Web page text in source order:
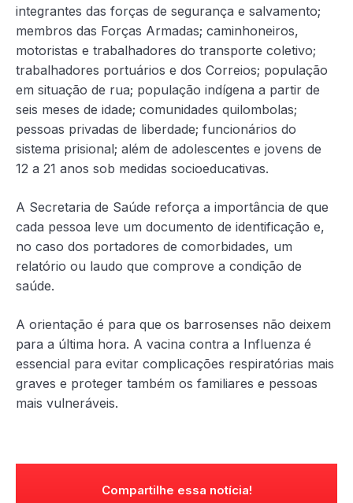
integrantes das forças de segurança e salvamento;
membros das Forças Armadas; caminhoneiros,
motoristas e trabalhadores do transporte coletivo;
trabalhadores portuários e dos Correios; população
em situação de rua; população indígena a partir de
seis meses de idade; comunidades quilombolas;
pessoas privadas de liberdade; funcionários do
sistema prisional; além de adolescentes e jovens de
12 a 21 anos sob medidas socioeducativas.
A Secretaria de Saúde reforça a importância de que
cada pessoa leve um documento de identificação e,
no caso dos portadores de comorbidades, um
relatório ou laudo que comprove a condição de
saúde.
A orientação é para que os barrosenses não deixem
para a última hora. A vacina contra a Influenza é
essencial para evitar complicações respiratórias mais
graves e proteger também os familiares e pessoas
mais vulneráveis.
Compartilhe essa notícia!